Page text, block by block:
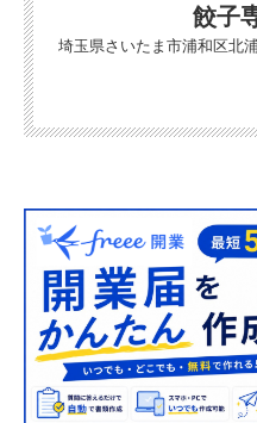
餃子
埼玉県さいたま市浦和区北